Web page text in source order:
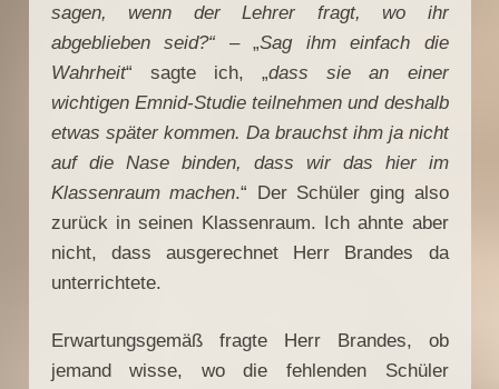
sagen, wenn der Lehrer fragt, wo ihr
abgeblieben seid?“ – „Sag ihm einfach die
Wahrheit“ sagte ich, „dass sie an einer
wichtigen Emnid-Studie teilnehmen und deshalb
etwas später kommen. Da brauchst ihm ja nicht
auf die Nase binden, dass wir das hier im
Klassenraum machen.“ Der Schüler ging also
zurück in seinen Klassenraum. Ich ahnte aber
nicht, dass ausgerechnet Herr Brandes da
unterrichtete.
Erwartungsgemäß fragte Herr Brandes, ob
jemand wisse, wo die fehlenden Schüler